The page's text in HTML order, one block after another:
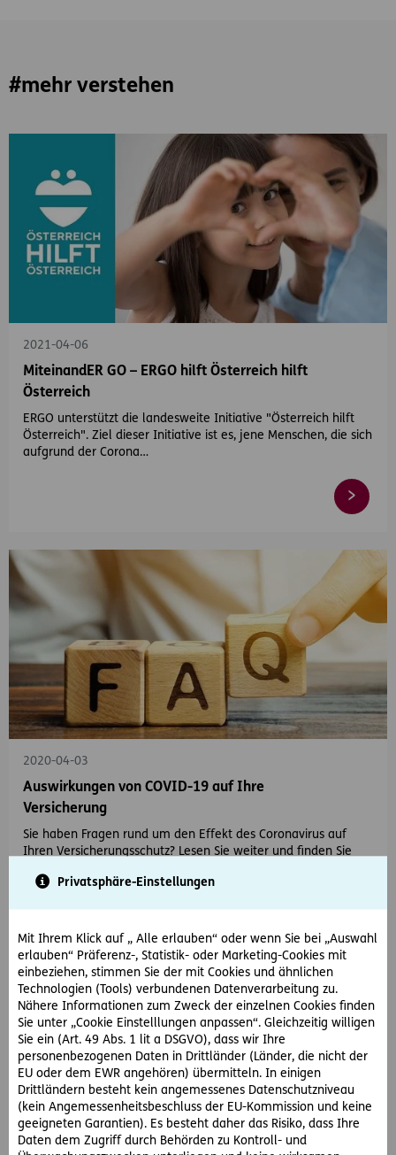
Privatsphäre-Einstellungen
Mit Ihrem Klick auf „ Alle erlauben“ oder wenn Sie bei „Auswahl
erlauben“ Präferenz-, Statistik- oder Marketing-Cookies mit
einbeziehen, stimmen Sie der mit Cookies und ähnlichen
Technologien (Tools) verbundenen Datenverarbeitung zu.
Nähere Informationen zum Zweck der einzelnen Cookies finden
Sie unter „Cookie Einstelllungen anpassen“. Gleichzeitig willigen
Sie ein (Art. 49 Abs. 1 lit a DSGVO), dass wir Ihre
personenbezogenen Daten in Drittländer (Länder, die nicht der
EU oder dem EWR angehören) übermitteln. In einigen
Drittländern besteht kein angemessenes Datenschutzniveau
(kein Angemessenheitsbeschluss der EU-Kommission und keine
geeigneten Garantien). Es besteht daher das Risiko, dass Ihre
Daten dem Zugriff durch Behörden zu Kontroll- und
#mehr verstehen
2021-04-06
MiteinandER GO – ERGO hilft Österreich hilft
Österreich
ERGO unterstützt die landesweite Initiative "Österreich hilft
Österreich". Ziel dieser Initiative ist es, jene Menschen, die sich
aufgrund der Corona…
2020-04-03
Auswirkungen von COVID-19 auf Ihre
Versicherung
Sie haben Fragen rund um den Effekt des Coronavirus auf
Ihren Versicherungsschutz? Lesen Sie weiter und finden Sie